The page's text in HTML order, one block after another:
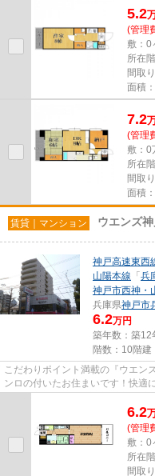
5.2
(管理
敷：0
所在
間取
面積
7.2
(管理
敷：0
所在
間取
面積
賃貸｜マンション ウエンズ
神戸高速東西
山陽本線 「 兵
神戸市西神・
兵庫県神戸市
6.2万円
築年数：築12
階数：10階建
こだわりポイント満載の『ウエン
ンロの付いたお住まいです！快適
6.2
(管理
敷：0
所在
間取